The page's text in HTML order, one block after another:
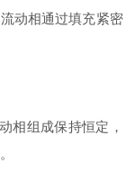
动相通过填充紧密
组成保持恒定，